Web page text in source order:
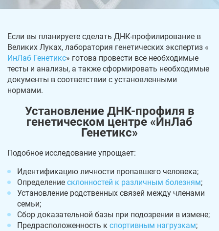
Если вы планируете сделать ДНК-профилирование в
Великих Луках, лаборатория генетических экспертиз «
ИнЛаб Генетикс» готова провести все необходимые
тесты и анализы, а также сформировать необходимые
документы в соответствии с установленными
нормами.
Установление ДНК-профиля в
генетическом центре «ИнЛаб
Генетикс»
Подобное исследование упрощает:
Идентификацию личности пропавшего человека;
Определение склонностей к различным болезням;
Установление родственных связей между членами
семьи;
Сбор доказательной базы при подозрении в измене;
Предрасположенность к спортивным нагрузкам;